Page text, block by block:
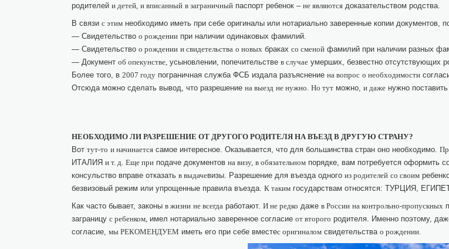
родителей и детей, и вписанный в заграничный паспорт ребенок – не являются доказательством родства.
В связи с этим необходимо иметь при себе оригиналы или нотариально заверенные копии документов,
— Свидетельство о рождении при наличии одинаковых фамилий.
— Свидетельство о рождении и свидетельства о новых браках со сменой фамилий при наличии разных
— Документ об опекунстве, усыновлении, попечительстве в случае умерших, безвестно отсутствующих
Более того, в 2007 году пограничная служба ФСБ издала разъяснение на вопрос о необходимости
Отсюда можно сделать вывод, что разрешение на выезд не нужно. Но тут можно, и даже нужно
НЕОБХОДИМО ЛИ РАЗРЕШЕНИЕ ОТ ДРУГОГО РОДИТЕЛЯ НА ВЪЕЗД В ДРУГУЮ СТРАНУ?
Вот тут-то и начинается самое интересное. Оказывается, что для большинства стран оно необходимо.
ИТАЛИЯ и т. д. Еще при подаче документов на визу, в обязательном порядке, вам потребуется оформить
консульство вправе отказать в выдачевизы. Разрешение для въезда одного из родителей со своим
безвизовый режим или упрощенные правила въезда. К таким государствам относятся: ТУРЦИЯ,
Как часто бывает, законы в жизни не всегда работают. И не редко даже в России на контрольно-пропускных
заграницу с ребенком, имел нотариально заверенное согласие от второго родителя. Именно поэтому,
согласие, мы РЕКОМЕНДУЕМ иметь его при себе вместес оригиналом свидетельства о рождении.